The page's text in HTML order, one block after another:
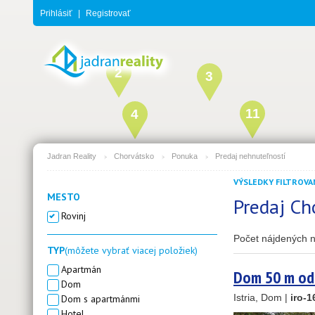
11
19
2
4
3
2
Prihlásiť | Registrovať
Jadran Reality Chorvátsko Ponuka Predaj nehnuteľností
MESTO
Rovinj
TYP(môžete vybrať viacej položiek)
Apartmán
Dom
Dom s apartmánmi
VÝSLEDKY
Predaj
Počet nájdených
Dom 50 m
Istria, Dom | iro-